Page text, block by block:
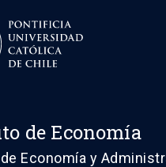
de Economía
Economía y